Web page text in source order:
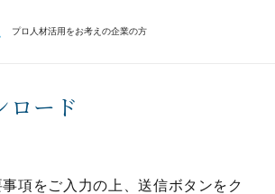
プロ人材活用をお考えの企業の方
ロード
項をご入力の上、送信ボタンをク